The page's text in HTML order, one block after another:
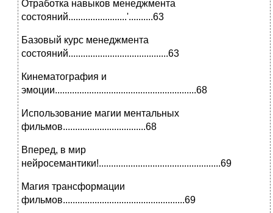
Отработка навыков менеджмента
состояний........................'..........63
Базовый курс менеджмента
состояний.........................................63
Кинематография и
эмоции..........................................................68
Использование магии ментальных
фильмов..................................68
Вперед, в мир
нейросемантики!..................................................69
Магия трансформации
фильмов..................................................69